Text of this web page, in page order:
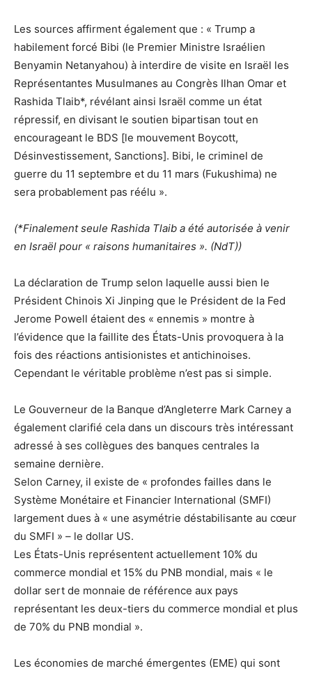
Les sources affirment également que : « Trump a
habilement forcé Bibi (le Premier Ministre Israélien
Benyamin Netanyahou) à interdire de visite en Israël les
Représentantes Musulmanes au Congrès Ilhan Omar et
Rashida Tlaib*, révélant ainsi Israël comme un état
répressif, en divisant le soutien bipartisan tout en
encourageant le BDS [le mouvement Boycott,
Désinvestissement, Sanctions]. Bibi, le criminel de
guerre du 11 septembre et du 11 mars (Fukushima) ne
sera probablement pas réélu ».
(*Finalement seule Rashida Tlaib a été autorisée à venir
en Israël pour « raisons humanitaires ». (NdT))
La déclaration de Trump selon laquelle aussi bien le
Président Chinois Xi Jinping que le Président de la Fed
Jerome Powell étaient des « ennemis » montre à
l’évidence que la faillite des États-Unis provoquera à la
fois des réactions antisionistes et antichinoises.
Cependant le véritable problème n’est pas si simple.
Le Gouverneur de la Banque d’Angleterre Mark Carney a
également clarifié cela dans un discours très intéressant
adressé à ses collègues des banques centrales la
semaine dernière.
Selon Carney, il existe de « profondes failles dans le
Système Monétaire et Financier International (SMFI)
largement dues à « une asymétrie déstabilisante au cœur
du SMFI » – le dollar US.
Les États-Unis représentent actuellement 10% du
commerce mondial et 15% du PNB mondial, mais « le
dollar sert de monnaie de référence aux pays
représentant les deux-tiers du commerce mondial et plus
de 70% du PNB mondial ».
Les économies de marché émergentes (EME) qui sont